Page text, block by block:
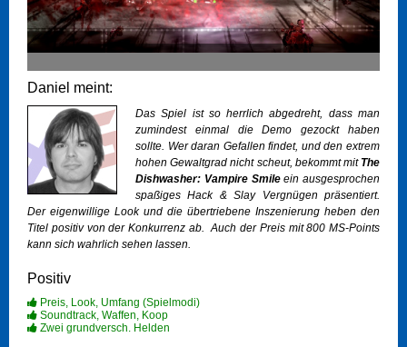
Daniel meint:
Das Spiel ist so herrlich abgedreht, dass man
zumindest einmal die Demo gezockt haben
sollte. Wer daran Gefallen findet, und den extrem
hohen Gewaltgrad nicht scheut, bekommt mit The
Dishwasher: Vampire Smile ein ausgesprochen
spaßiges Hack & Slay Vergnügen präsentiert.
Der eigenwillige Look und die übertriebene Inszenierung heben den
Titel positiv von der Konkurrenz ab. Auch der Preis mit 800 MS-Points
kann sich wahrlich sehen lassen.
Positiv
Preis, Look, Umfang (Spielmodi)
Soundtrack, Waffen, Koop
Zwei grundversch. Helden